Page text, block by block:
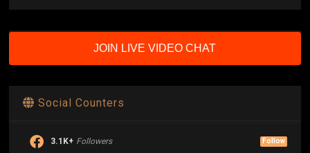
JOIN LIVE VIDEO CHAT
Social Counters
3.1K+ Followers Follow